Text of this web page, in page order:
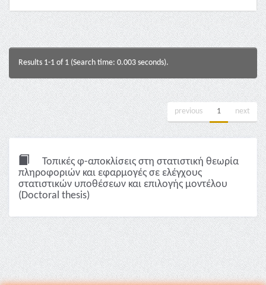
Results 1-1 of 1 (Search time: 0.003 seconds).
previous 1 next
Τοπικές φ-αποκλίσεις στη στατιστική θεωρία
πληροφοριών και εφαρμογές σε ελέγχους
στατιστικών υποθέσεων και επιλογής μοντέλου
(Doctoral thesis)